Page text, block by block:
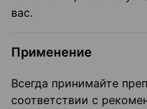
вас.
Применение
Всегда принимайте
соответствии с